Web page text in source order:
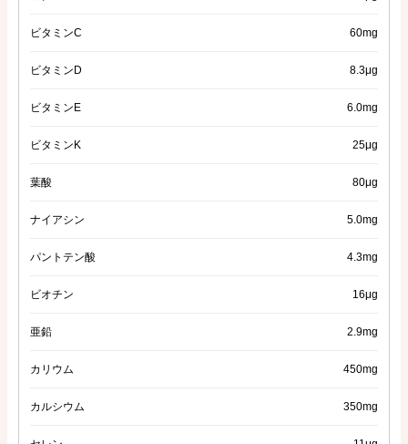
ビタミンC 60mg
ビタミンD 8.3μg
ビタミンE 6.0mg
ビタミンK 25μg
葉酸 80μg
ナイアシン 5.0mg
パントテン酸 4.3mg
ビオチン 16μg
亜鉛 2.9mg
カリウム 450mg
カルシウム 350mg